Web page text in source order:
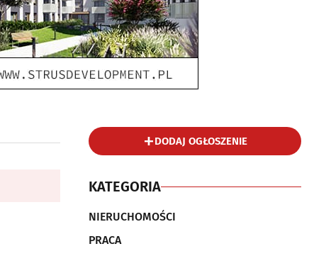
DODAJ OGŁOSZENIE
KATEGORIA
NIERUCHOMOŚCI
PRACA